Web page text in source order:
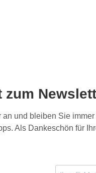
zum
und bleiben Sie
Als Dankeschön für